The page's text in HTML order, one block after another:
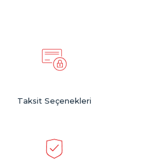
Taksit Seçenekleri